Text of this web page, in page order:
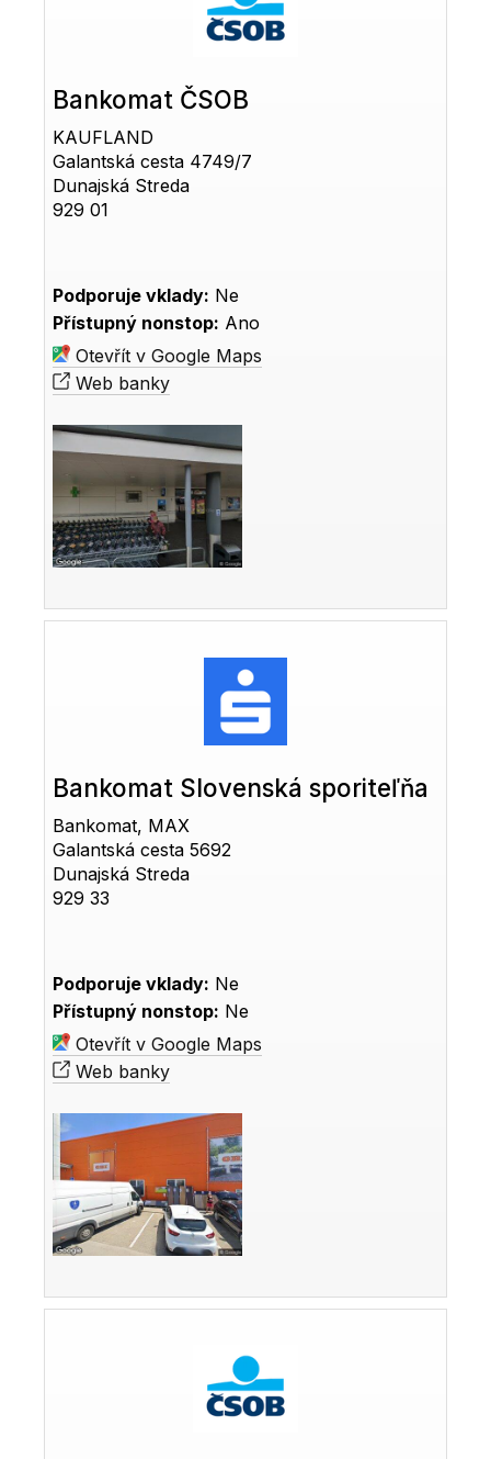
Bankomat ČSOB
KAUFLAND
Galantská cesta 4749/7
Dunajská Streda
929 01
Podporuje vklady: Ne
Přístupný nonstop: Ano
Otevřít v Google Maps
Web banky
Bankomat Slovenská sporiteľňa
Bankomat, MAX
Galantská cesta 5692
Dunajská Streda
929 33
Podporuje vklady: Ne
Přístupný nonstop: Ne
Otevřít v Google Maps
Web banky